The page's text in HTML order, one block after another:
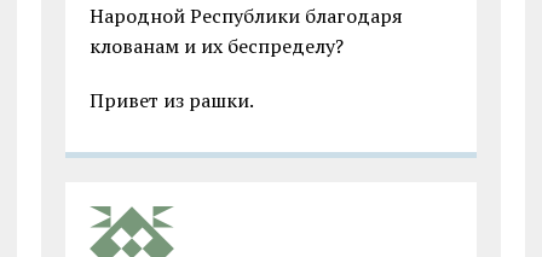
Народной Республики благодаря
клованам и их беспределу?
Привет из рашки.